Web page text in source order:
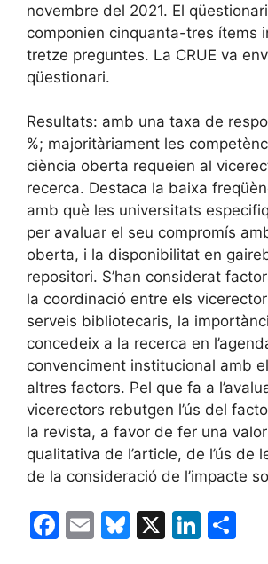
novembre del 2021. El
componien cinquanta-tres ítems
tretze preguntes. La CRUE va
qüestionari.
Resultats: amb una taxa de
%; majoritàriament les
ciència oberta requeien al
recerca. Destaca la baixa
amb què les universitats
per avaluar el seu compromís
oberta, i la disponibilitat en
repositori. S’han considerat
la coordinació entre els
serveis bibliotecaris, la
concedeix a la recerca en
convenciment institucional amb
altres factors. Pel que fa a
vicerectors rebutgen l’ús del
la revista, a favor de fer una
qualitativa de l’article, de l’ús de
de la consideració de l’impacte
F
E
Bl X
Li